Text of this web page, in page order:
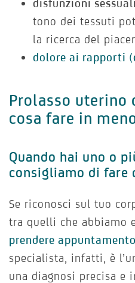
disfunzioni sessuali
tono dei tessuti
la ricerca del
dolore ai rapporti (
Prolasso uterino
cosa fare in
Quando hai uno o
consigliamo di fare
Se riconosci sul tuo
tra quelli che abbiamo
prendere
specialista, infatti, è
una diagnosi precisa e